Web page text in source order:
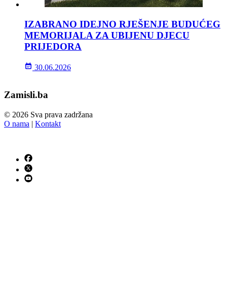
IZABRANO IDEJNO RJEŠENJE BUDUĆEG
MEMORIJALA ZA UBIJENU DJECU
PRIJEDORA
30.06.2026
Zamisli.ba
© 2026 Sva prava zadržana
O nama | Kontakt